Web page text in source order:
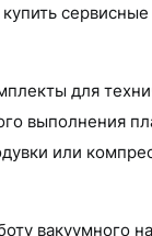
для
выполнения
или
вакуумного